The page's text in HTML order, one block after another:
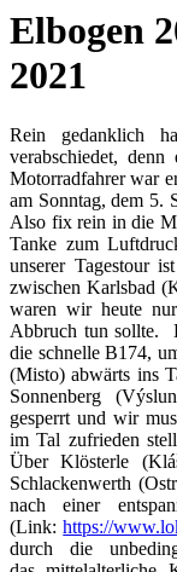
Elbogen
2021
Rein gedanklich
verabschiedet,
Motorradfahrer war
am Sonntag, dem 5.
Also fix rein in die
Tanke zum
unserer Tagestour
zwischen Karlsbad
waren wir heute
Abbruch tun sollte.
die schnelle B174,
(Misto) abwärts ins
Sonnenberg
gesperrt und wir
im Tal zufrieden
Über Klösterle
Schlackenwerth
nach einer
(Link:https://
durch die